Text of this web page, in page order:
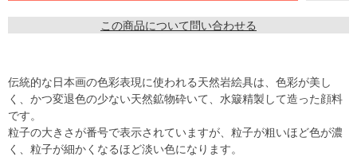
この商品について問い合わせる
伝統的な日本画の色彩表現に使われる天然岩絵具は、色彩が美し
く、かつ変退色の少ない天然鉱物砕いて、水簸精製して造った顔料
です。
粒子の大きさが番号で表示されていますが、粒子が粗いほど色が濃
く、粒子が細かくなるほど淡い色になります。